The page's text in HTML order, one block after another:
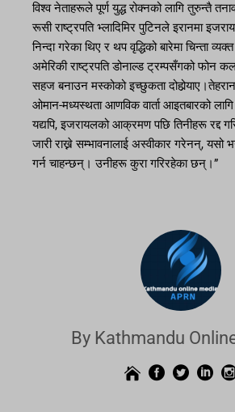
विश्व नेताहरूले पूर्ण युद्ध रोक्नको लागि तुरुन्तै
रूसी राष्ट्रपति भ्लादिमिर पुटिनले इरानमा
निन्दा गरेका थिए र थप वृद्धिको बारेमा चिन्ता
अमेरिकी राष्ट्रपति डोनाल्ड ट्रम्पसँगको फोन
सहज बनाउन मस्कोको इच्छुकता
ओमान-मध्यस्थता आणविक वार्ता आइतबारको
यद्यपि, इजरायलको आक्रमण पछि तिनीहरू रद्द
जारी राख्ने सम्भावनालाई अस्वीकार गरेनन्, यसो
गर्न चाहन्छन्। उनीहरू कुरा गरिरहेका छन्।”
By Kathmandu